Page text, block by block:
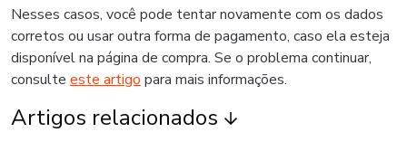
Nesses casos, você pode tentar novamente com os dados
corretos ou usar outra forma de pagamento, caso ela esteja
disponível na página de compra. Se o problema continuar,
consulte este artigo para mais informações.
Artigos relacionados